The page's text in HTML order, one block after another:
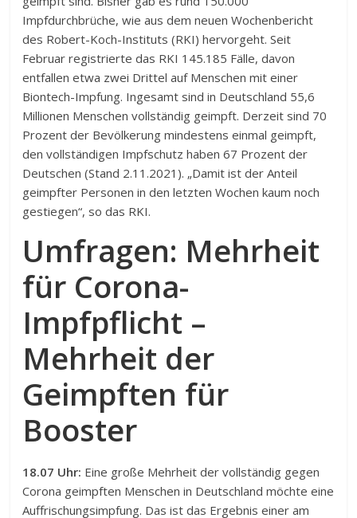
Impfdurchbrüche, wie aus dem neuen Wochenbericht
des Robert-Koch-Instituts (RKI) hervorgeht. Seit
Februar registrierte das RKI 145.185 Fälle, davon
entfallen etwa zwei Drittel auf Menschen mit einer
Biontech-Impfung. Ingesamt sind in Deutschland 55,6
Millionen Menschen vollständig geimpft. Derzeit sind 70
Prozent der Bevölkerung mindestens einmal geimpft,
den vollständigen Impfschutz haben 67 Prozent der
Deutschen (Stand 2.11.2021). „Damit ist der Anteil
geimpfter Personen in den letzten Wochen kaum noch
gestiegen“, so das RKI.
Umfragen: Mehrheit
für Corona-
Impfpflicht –
Mehrheit der
Geimpften für
Booster
18.07 Uhr: Eine große Mehrheit der vollständig gegen
Corona geimpften Menschen in Deutschland möchte eine
Auffrischungsimpfung. Das ist das Ergebnis einer am